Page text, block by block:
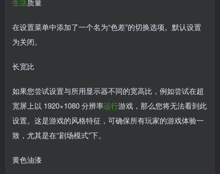
生活质量
在设置菜单中添加了一个名为“色差”的切换选项。默认设置
为关闭。
长宽比
如果您尝试设置与所用显示器不同的宽高比，例如尝试在超
宽屏上以 1920×1080 分辨率运行游戏，那么您将无法看到此
设置。这是游戏的风格特征，可确保所有玩家的游戏体验一
致，尤其是在“剧场模式”下。
黄色油漆